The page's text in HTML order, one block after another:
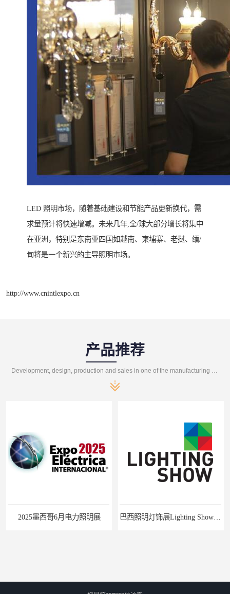
LED 照明市场，随着基础建设和节能产品更新换代，需
求量预计将快速增减。未来几年,全/球大部分增长将集中
在亚洲，特别是东南亚四国如越南、柬埔寨、老挝、缅/
甸将是一个新兴的主导照明市场。
http://www.cnintlexpo.cn
产品推荐
2025墨西哥6月电力照明展